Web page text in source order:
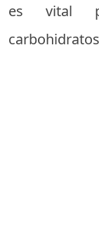
es vital